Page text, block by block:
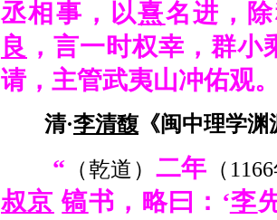
丞相事，以熹名进，
良 ，言一时权幸，群小
请，主管武夷山冲佑观
清·李清馥 《闽中理学渊
“ （乾道） 二年 （
叔京 镐书，略曰：‘李